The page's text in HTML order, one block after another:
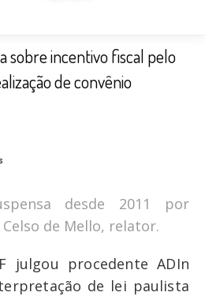
sobre incentivo fiscal pelo
de convênio
desde 2011 por
de Mello, relator.
julgou procedente ADIn
de lei paulista